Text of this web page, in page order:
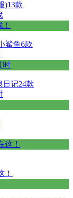
13款
6款
4款
！